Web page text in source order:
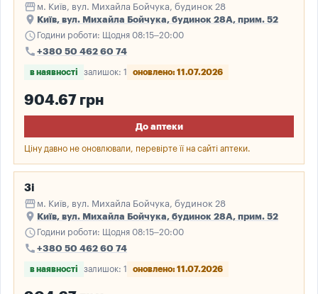
storefront м. Київ, вул. Михайла Бойчука, будинок 28
place Київ, вул. Михайла Бойчука, будинок 28А, прим. 52
schedule Години роботи: Щодня 08:15–20:00
call +380 50 462 60 74
в наявності залишок: 1 оновлено: 11.07.2026
904.67 грн
До аптеки
Ціну давно не оновлювали, перевірте її на сайті аптеки.
3і
storefront м. Київ, вул. Михайла Бойчука, будинок 28
place Київ, вул. Михайла Бойчука, будинок 28А, прим. 52
schedule Години роботи: Щодня 08:15–20:00
call +380 50 462 60 74
в наявності залишок: 1 оновлено: 11.07.2026